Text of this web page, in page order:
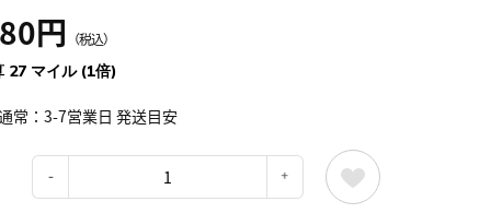
円 （税込）
27 マイル (1倍)
常：3-7営業日 発送目安